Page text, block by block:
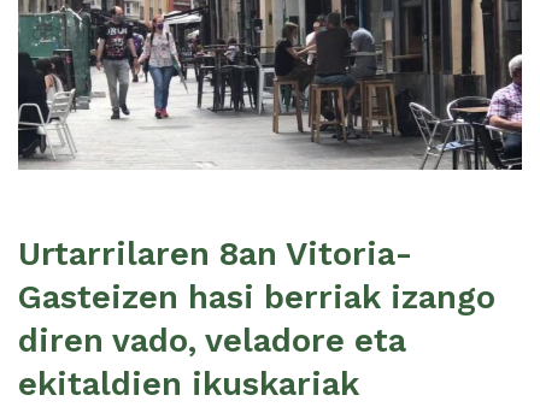
Urtarrilaren 8an Vitoria-
Gasteizen hasi berriak izango
diren vado, veladore eta
ekitaldien ikuskariak